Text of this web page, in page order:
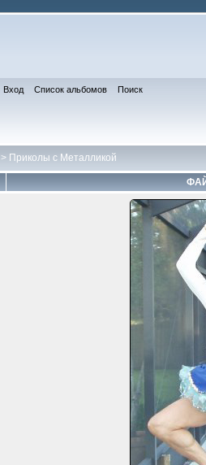
Вход Список альбомов Поиск
> Приколы с Металликой